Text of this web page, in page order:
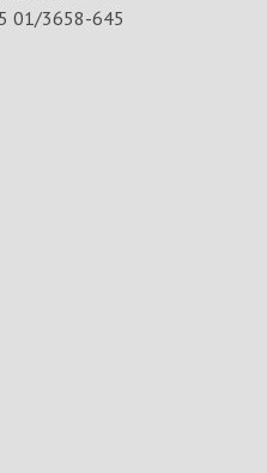
01/3658-645